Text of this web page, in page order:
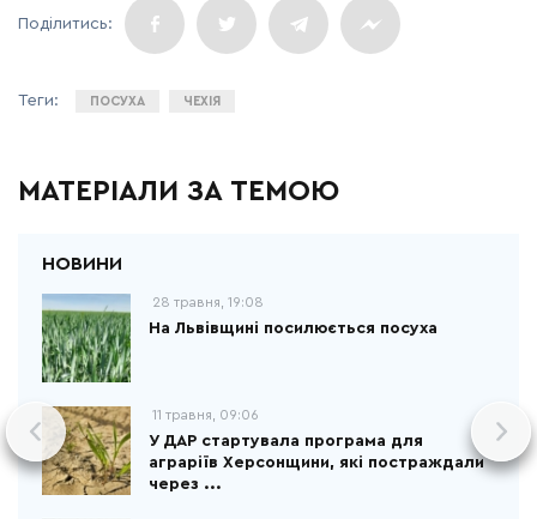
ПОСУХА ЧЕХІЯ
МАТЕРІАЛИ ЗА ТЕМОЮ
28 травня, 19:08
На Львівщині посилюється посуха
11 травня, 09:06
У ДАР стартувала програма для
аграріїв Херсонщини, які постраждали
через ...